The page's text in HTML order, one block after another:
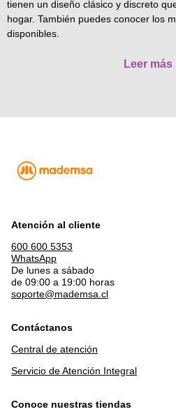
tienen un diseño clásico y discreto
hogar. También puedes conocer los
disponibles.
Leer más
Atención al cliente
600 600 5353
WhatsApp
De lunes a sábado
de 09:00 a 19:00 horas
soporte@mademsa.cl
Contáctanos
Central de atención
Servicio de Atención Integral
Conoce nuestras tiendas